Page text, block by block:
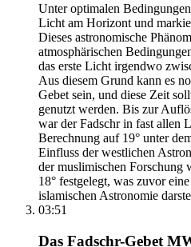
Unter optimalen
Licht am Horizont und
Dieses astronomische
atmosphärischen
das erste Licht irgendwo
Aus diesem Grund kann es
Gebet sein, und diese Zeit
genutzt werden. Bis zur
war der Fadschr in fast allen
Berechnung auf 19° unter
Einfluss der westlichen
der muslimischen Forschung
18° festgelegt, was zuvor
islamischen Astronomie
03:51
Das Fadschr-Gebet